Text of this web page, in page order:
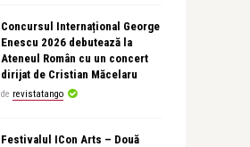
Concursul Internațional George
Enescu 2026 debutează la
Ateneul Român cu un concert
dirijat de Cristian Măcelaru
de revistatango
Festivalul ICon Arts – Două